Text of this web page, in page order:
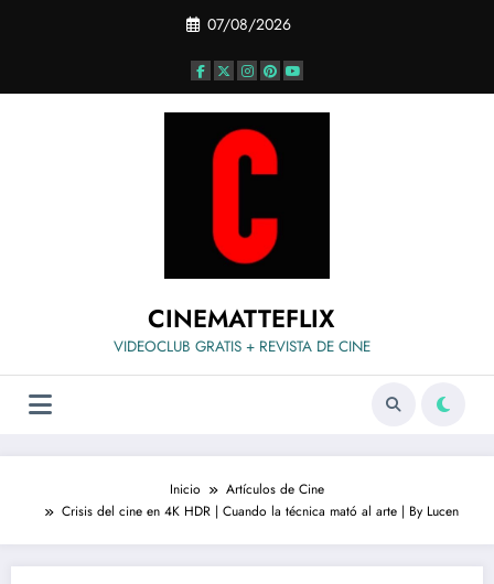
07/08/2026
CINEMATTEFLIX
VIDEOCLUB GRATIS + REVISTA DE CINE
Inicio
Artículos de Cine
Crisis del cine en 4K HDR | Cuando la técnica mató al arte | By Lucen